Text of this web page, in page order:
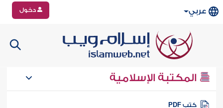
عربي دخول
المكتبة الإسلامية